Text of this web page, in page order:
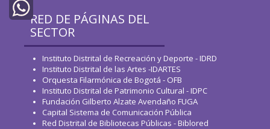
Twitter
WhatsApp
RED DE PÁGINAS DEL
SECTOR
Instituto Distrital de Recreación y Deporte - IDRD
Instituto Distrital de las Artes -IDARTES
Orquesta Filarmónica de Bogotá - OFB
Instituto Distrital de Patrimonio Cultural - IDPC
Fundación Gilberto Alzate Avendaño FUGA
Capital Sistema de Comunicación Pública
Red Distrital de Bibliotecas Públicas - Biblored